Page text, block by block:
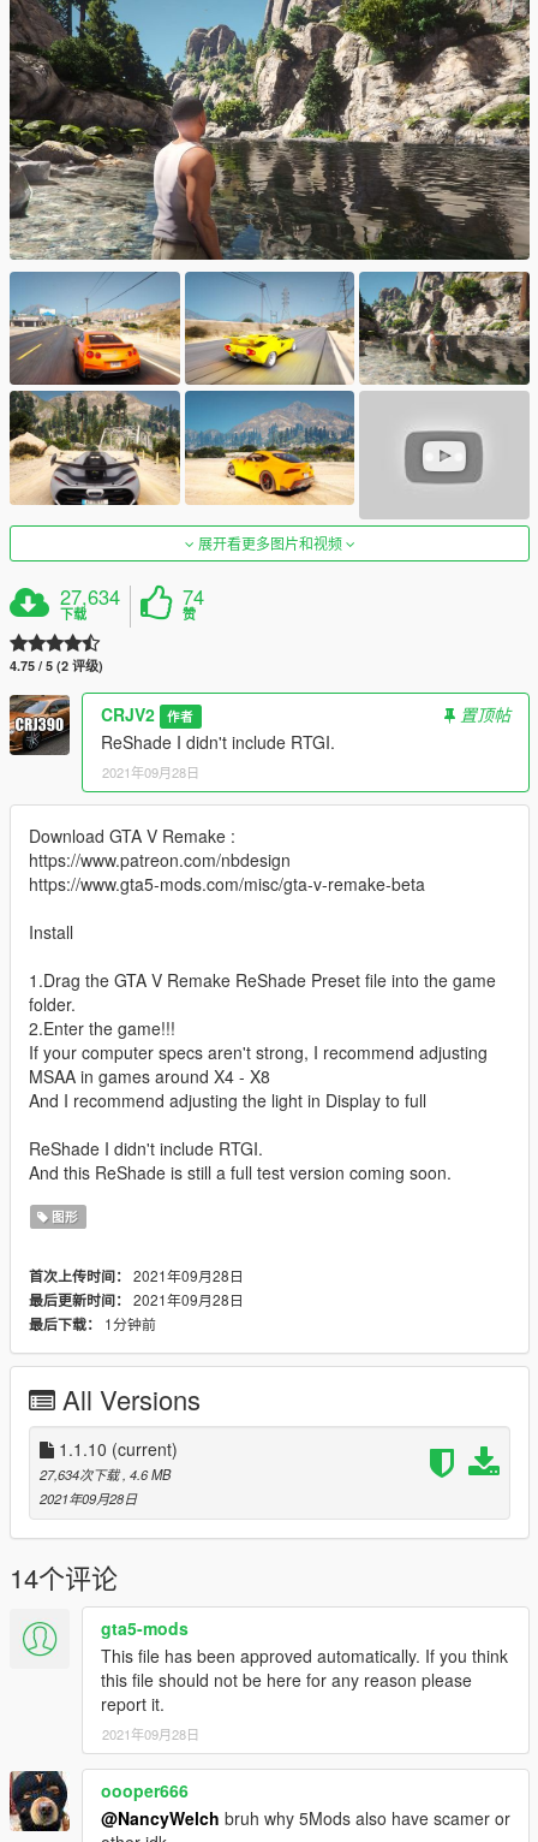
展开看更多图片和视频
27,634
下载
74
赞
4.75 / 5 (2 评级)
CRJV2 作者
置顶帖
ReShade I didn't include RTGI.
2021年09月28日
Download GTA V Remake :
https://www.patreon.com/nbdesign
https://www.gta5-mods.com/misc/gta-v-remake-beta
Install
1.Drag the GTA V Remake ReShade Preset file into the game
folder.
2.Enter the game!!!
If your computer specs aren't strong, I recommend adjusting
MSAA in games around X4 - X8
And I recommend adjusting the light in Display to full
ReShade I didn't include RTGI.
And this ReShade is still a full test version coming soon.
图形
首次上传时间： 2021年09月28日
最后更新时间： 2021年09月28日
最后下载：
1分钟前
All Versions
1.1.10 (current)
27,634次下载 , 4.6 MB
2021年09月28日
14个评论
gta5-mods
This file has been approved automatically. If you think
this file should not be here for any reason please
report it.
2021年09月28日
oooper666
@NancyWelch bruh why 5Mods also have scamer or